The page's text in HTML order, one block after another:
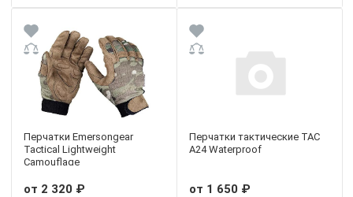
Перчатки Emersongear
Tactical Lightweight
Camouflage
от 2 320 ₽
Перчатки тактические TAC
A24 Waterproof
от 1 650 ₽